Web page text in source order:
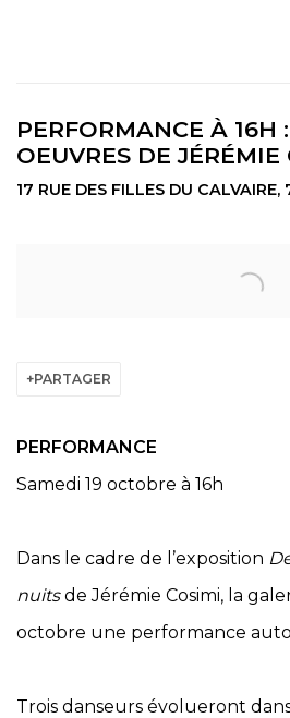
PERFORMANCE À 16H
OEUVRES DE JÉRÉMIE
17 RUE DES FILLES DU CALVAIRE,
PARTAGER
PERFORMANCE
Samedi 19 octobre à 16h
Dans le cadre de l’exposition
nuitsde Jérémie Cosimi, la
octobre une performance
Trois danseurs évolueront